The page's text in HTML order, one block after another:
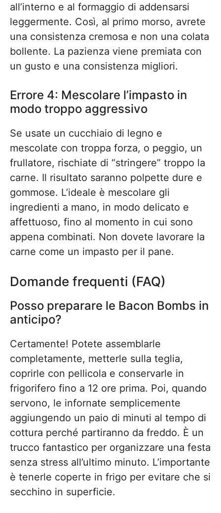
all’interno e al formaggio di addensarsi
leggermente. Così, al primo morso, avrete
una consistenza cremosa e non una colata
bollente. La pazienza viene premiata con
un gusto e una consistenza migliori.
Errore 4: Mescolare l’impasto in
modo troppo aggressivo
Se usate un cucchiaio di legno e
mescolate con troppa forza, o peggio, un
frullatore, rischiate di “stringere” troppo la
carne. Il risultato saranno polpette dure e
gommose. L’ideale è mescolare gli
ingredienti a mano, in modo delicato e
affettuoso, fino al momento in cui sono
appena combinati. Non dovete lavorare la
carne come un impasto per il pane.
Domande frequenti (FAQ)
Posso preparare le Bacon Bombs in
anticipo?
Certamente! Potete assemblarle
completamente, metterle sulla teglia,
coprirle con pellicola e conservarle in
frigorifero fino a 12 ore prima. Poi, quando
servono, le infornate semplicemente
aggiungendo un paio di minuti al tempo di
cottura perché partiranno da freddo. È un
trucco fantastico per organizzare una festa
senza stress all’ultimo minuto. L’importante
è tenerle coperte in frigo per evitare che si
secchino in superficie.